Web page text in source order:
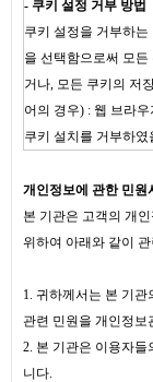
- 쿠키 설정 거부 방법
쿠키 설정을 거부하
을 선택함으로써 모든
거나, 모든 쿠키의 저
어의 경우) : 웹 브라
쿠키 설치를 거부하
개인정보에 관한 민원
본 기관은 고객의 개
위하여 아래와 같이
1. 귀하께서는 본 기
관련 민원을 개인정보
2. 본 기관은 이용자들
니다.